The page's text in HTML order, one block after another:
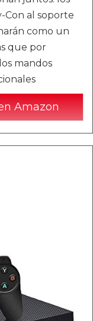
Con al soporte
como un
que por
mandos
Amazon